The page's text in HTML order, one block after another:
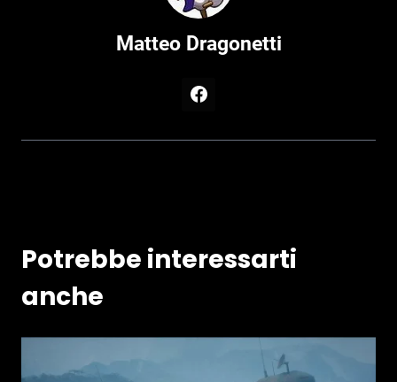
Matteo Dragonetti
Potrebbe interessarti
anche